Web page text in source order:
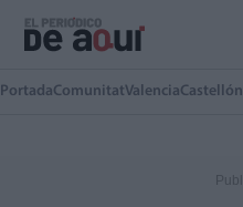
PortadaComunitatValenciaCastellón